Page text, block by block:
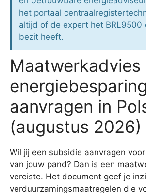
het portaal
altijd of de expert het BRL9500
bezit heeft.
Maatwerkadvies
energiebesparing
aanvragen in
(augustus 2026)
Wil jij een subsidie aanvragen
van jouw pand? Dan is een
vereiste. Het document geef je
verduurzamingsmaatregelen die